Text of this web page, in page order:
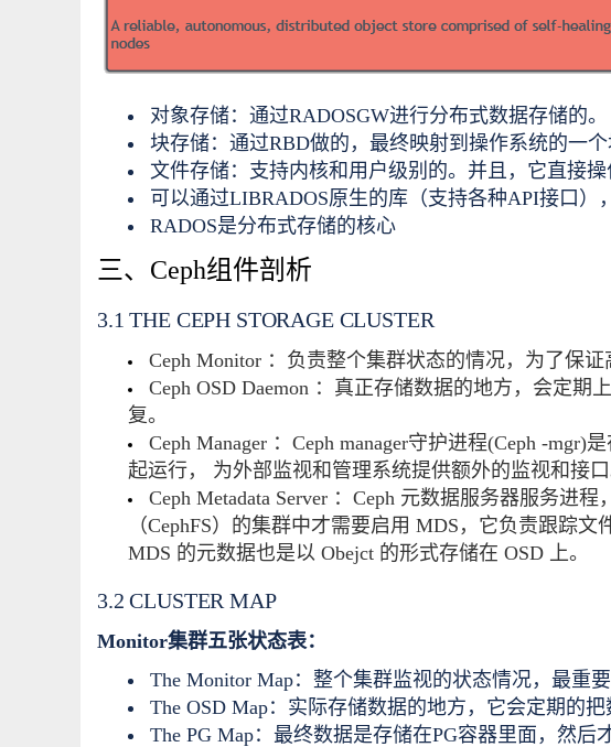
对象存储：通过RADOSGW进行分布式数据存储的。
块存储：通过RBD做的，最终映射到操作系统的一个
文件存储：支持内核和用户级别的。 并且， 它直接操
可以通过LIBRADOS原生的库（支持各种API接口）
RADOS是分布式存储的核心
三、Ceph组件剖析
3.1 THE CEPH STORAGE CLUSTER
Ceph Monitor ：负责整个集群状态的情况，为了保
Ceph OSD Daemon ：真正存储数据的地方，会定
复。
Ceph Manager ：Ceph manager守护进程(Ceph -
起运行， 为外部监视和管理系统提供额外的监视和接口
Ceph Metadata Server ：Ceph 元数据服务器服务进
（CephFS）的集群中才需要启用 MDS，它负责跟踪文
MDS 的元数据也是以 Obejct 的形式存储在 OSD 上。
3.2 CLUSTER MAP
Monitor集群五张状态表：
The Monitor Map：整个集群监视的状态情况，最重
The OSD Map：实际存储数据的地方，它会定期的
The PG Map：最终数据是存储在PG容器里面，然